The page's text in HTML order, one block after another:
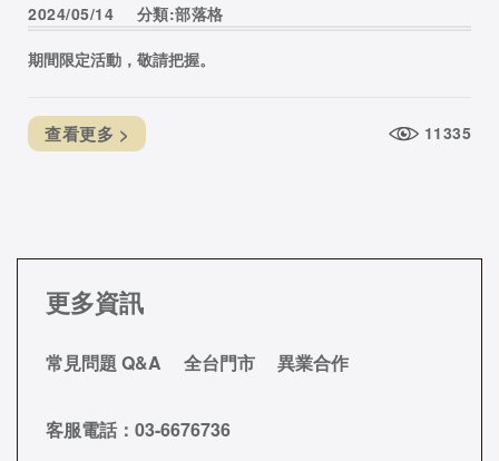
2024/05/14 分類:部落格
期間限定活動，敬請把握。
查看更多 > 11335
更多資訊
常見問題 Q&A 全台門市 異業合作
客服電話： 03-6676736